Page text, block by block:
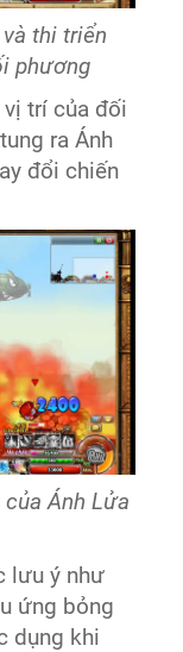
thi triển
phương
trí của đối
ra Ánh
đổi chiến
Ánh Lửa
lưu ý như
ứng bỏng
dụng khi